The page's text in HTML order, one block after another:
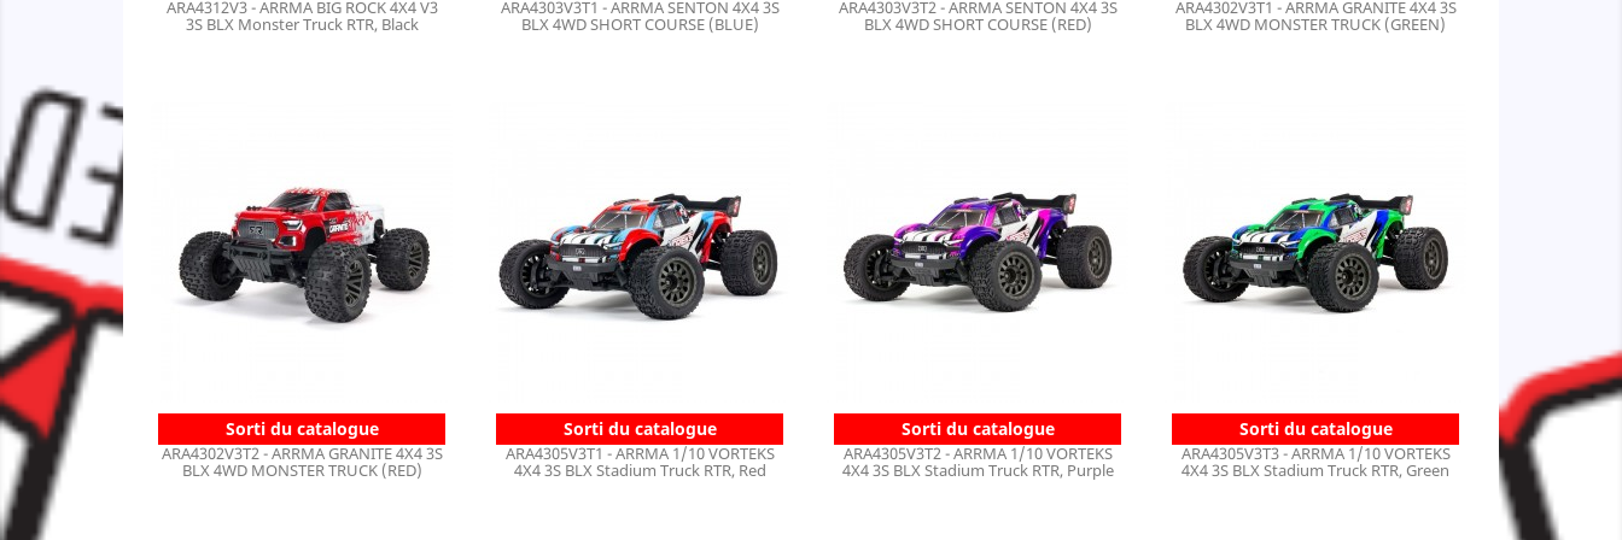
ARA4312V3 - ARRMA BIG ROCK 4X4 V3
3S BLX Monster Truck RTR, Black
ARA4303V3T1 - ARRMA SENTON 4X4 3S
BLX 4WD SHORT COURSE (BLUE)
ARA4303V3T2 - ARRMA SENTON 4X4 3S
BLX 4WD SHORT COURSE (RED)
ARA4302V3T1 - ARRMA GRANITE 4X4 3S
BLX 4WD MONSTER TRUCK (GREEN)
Sorti du catalogue
ARA4302V3T2 - ARRMA GRANITE 4X4 3S
BLX 4WD MONSTER TRUCK (RED)
Sorti du catalogue
ARA4305V3T1 - ARRMA 1/10 VORTEKS
4X4 3S BLX Stadium Truck RTR, Red
Sorti du catalogue
ARA4305V3T2 - ARRMA 1/10 VORTEKS
4X4 3S BLX Stadium Truck RTR, Purple
Sorti du catalogue
ARA4305V3T3 - ARRMA 1/10 VORTEKS
4X4 3S BLX Stadium Truck RTR, Green